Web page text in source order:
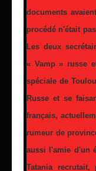
documents
procédé n'était
Les deux
« Vamp » russe
spéciale de
Russe et se
français,
rumeur de
aussi l'amie d'un
Tatania